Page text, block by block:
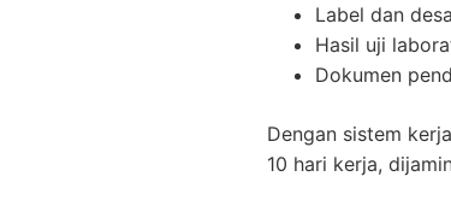
Label dan
Hasil uji
Dokumen
Dengan sistem
10 hari kerja,